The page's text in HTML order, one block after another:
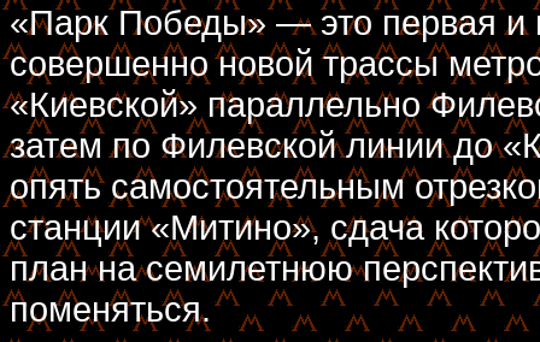
«Парк Победы» — это первая и
совершенно новой трассы
«Киевской» параллельно
затем по Филевской линии до
опять самостоятельным
станции «Митино», сдача
план на семилетнюю
поменяться.